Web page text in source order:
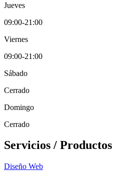
Jueves
09:00-21:00
Viernes
09:00-21:00
Sábado
Cerrado
Domingo
Cerrado
Servicios / Productos
Diseño Web